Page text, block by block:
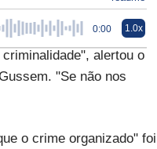
0:00 1.0x
alertou o
"Se não nos
o crime organizado" foi